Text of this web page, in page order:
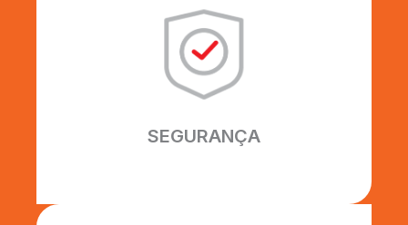
SEGURANÇA
SEGURANÇA
Seguimos rigorosamente as normas